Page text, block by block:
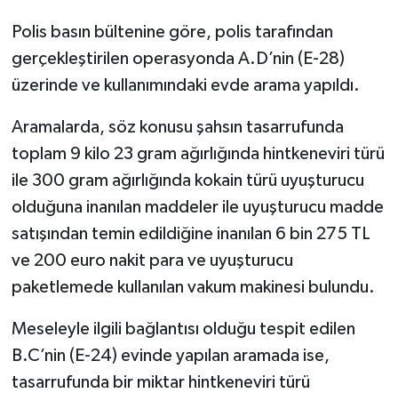
Polis basın bültenine göre, polis tarafından
gerçekleştirilen operasyonda A.D’nin (E-28)
üzerinde ve kullanımındaki evde arama yapıldı.
Aramalarda, söz konusu şahsın tasarrufunda
toplam 9 kilo 23 gram ağırlığında hintkeneviri türü
ile 300 gram ağırlığında kokain türü uyuşturucu
olduğuna inanılan maddeler ile uyuşturucu madde
satışından temin edildiğine inanılan 6 bin 275 TL
ve 200 euro nakit para ve uyuşturucu
paketlemede kullanılan vakum makinesi bulundu.
Meseleyle ilgili bağlantısı olduğu tespit edilen
B.C’nin (E-24) evinde yapılan aramada ise,
tasarrufunda bir miktar hintkeneviri türü